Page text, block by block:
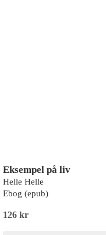
Eksempel på liv
Helle Helle
Ebog (epub)
126 kr